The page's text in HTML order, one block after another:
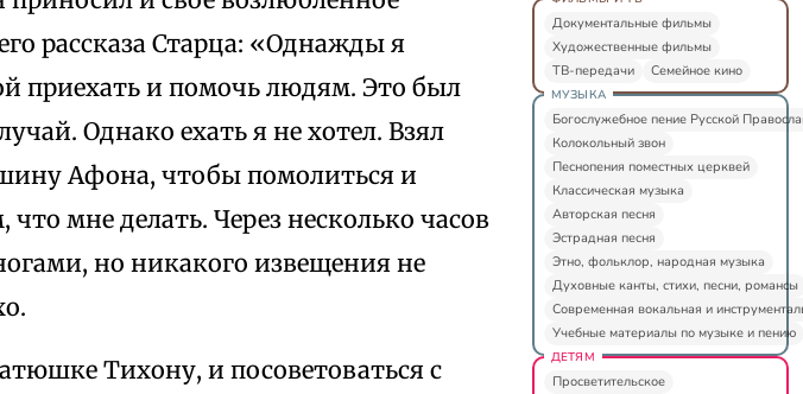
рассказа Старца: «Однажды я
приехать и помочь людям. Это был
Однако ехать я не хотел. Взял
Афона, чтобы помолиться и
мне делать. Через несколько часов
но никакого извещения не
Тихону, и посоветоваться с
Документальные фильмы
Художественные фильмы
ТВ-передачи
Семейное кино
МУЗЫКА
Богослужебное пение Русской
Колокольный звон
Песнопения поместных церквей
Классическая музыка
Авторская песня
Эстрадная песня
Этно, фольклор, народная музыка
Духовные канты, стихи, песни, романсы
Современная вокальная и
Учебные материалы по музыке и пению
ДЕТЯМ
Просветительское